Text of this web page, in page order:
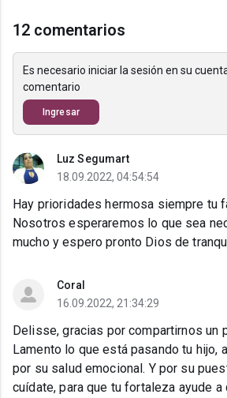
12 comentarios
Es necesario iniciar la sesión en su
comentario
Ingresar
Luz Segumart
18.09.2022, 04:54:54
Hay prioridades hermosa siempre tu
Nosotros esperaremos lo que sea
mucho y espero pronto Dios de
Coral
16.09.2022, 21:34:29
Delisse, gracias por compartirnos un
Lamento lo que está pasando tu hijo,
por su salud emocional. Y por su
cuídate, para que tu fortaleza ayude